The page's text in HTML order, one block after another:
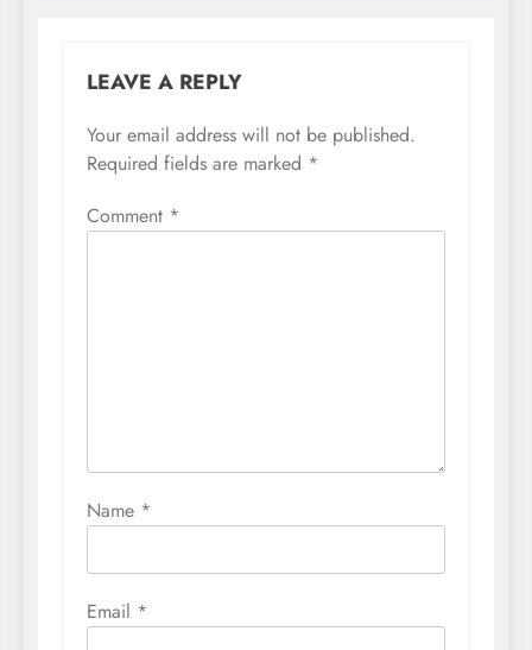
LEAVE A REPLY
Your email address will not be published.
Required fields are marked *
Comment *
Name *
Email *